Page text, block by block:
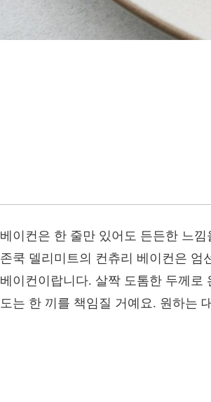
베이컨은 한 줄만 있어도 든든한 느
존쿡 델리미트의 컨츄리 베이컨은 엄
베이컨이랍니다. 살짝 도톰한 두께로
도는 한 끼를 책임질 거예요. 원하는